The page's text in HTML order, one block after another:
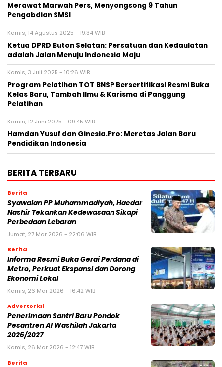
Merawat Marwah Pers, Menyongsong 9 Tahun
Pengabdian SMSI
Kamis, 14 Agustus 2025 - 19:34 WIB
Ketua DPRD Buton Selatan: Persatuan dan Kedaulatan
adalah Jalan Menuju Indonesia Maju
Kamis, 3 Juli 2025 - 10:26 WIB
Program Pelatihan TOT BNSP Bersertifikasi Resmi Buka
Kelas Baru, Tambah Ilmu & Karisma di Panggung
Pelatihan
Kamis, 12 Juni 2025 - 09:45 WIB
Hamdan Yusuf dan Ginesia.Pro: Meretas Jalan Baru
Pendidikan Indonesia
BERITA TERBARU
Berita
Syawalan PP Muhammadiyah, Haedar
Nashir Tekankan Kedewasaan Sikapi
Perbedaan Lebaran
Jumat, 27 Mar 2026 - 22:06 WIB
Berita
Informa Resmi Buka Gerai Perdana di
Metro, Perkuat Ekspansi dan Dorong
Ekonomi Lokal
Kamis, 26 Mar 2026 - 16:42 WIB
Advertorial
Penerimaan Santri Baru Pondok
Pesantren Al Washilah Jakarta
2026/2027
Kamis, 26 Mar 2026 - 12:47 WIB
Berita